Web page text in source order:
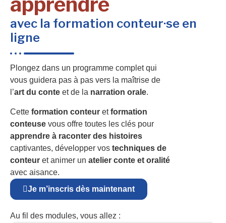
avec la formation conteur·se en
ligne
Plongez dans un programme complet qui
vous guidera pas à pas vers la maîtrise de
l’art du conte et de la narration orale.
Cette formation conteur etformation
conteuse vous offre toutes les clés pour
apprendre à raconter des histoires
captivantes, développer vos techniques de
conteur et animer un atelier conte et oralité
avec aisance.
Je m’inscris dès maintenant
Au fil des modules, vous allez :